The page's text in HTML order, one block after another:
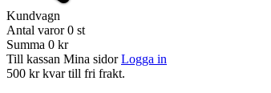
Kundvagn
Antal varor 0 st
Summa 0 kr
Till kassan Mina sidor Logga in
500 kr kvar till fri frakt.